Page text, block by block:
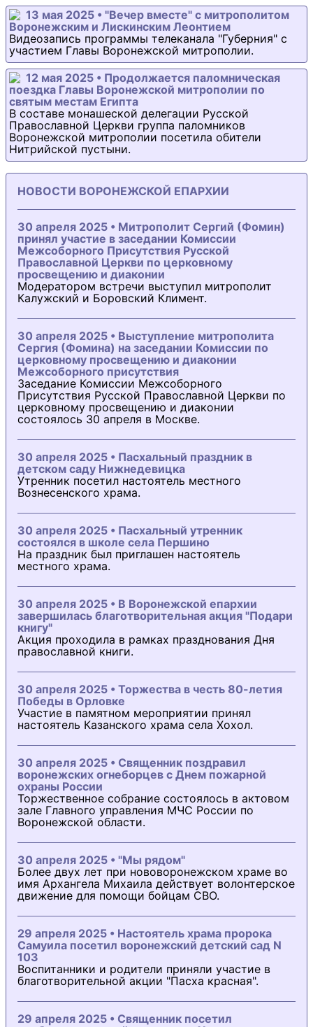
13 мая 2025 • "Вечер вместе" с митрополитом
Воронежским и Лискинским Леонтием
Видеозапись программы телеканала "Губерния" с
участием Главы Воронежской митрополии.
12 мая 2025 • Продолжается паломническая
поездка Главы Воронежской митрополии по
святым местам Египта
В составе монашеской делегации Русской
Православной Церкви группа паломников
Воронежской митрополии посетила обители
Нитрийской пустыни.
НОВОСТИ ВОРОНЕЖСКОЙ ЕПАРХИИ
30 апреля 2025 • Митрополит Сергий (Фомин)
принял участие в заседании Комиссии
Межсоборного Присутствия Русской
Православной Церкви по церковному
просвещению и диаконии
Модератором встречи выступил митрополит
Калужский и Боровский Климент.
30 апреля 2025 • Выступление митрополита
Сергия (Фомина) на заседании Комиссии по
церковному просвещению и диаконии
Межсоборного присутствия
Заседание Комиссии Межсоборного
Присутствия Русской Православной Церкви по
церковному просвещению и диаконии
состоялось 30 апреля в Москве.
30 апреля 2025 • Пасхальный праздник в
детском саду Нижнедевицка
Утренник посетил настоятель местного
Вознесенского храма.
30 апреля 2025 • Пасхальный утренник
состоялся в школе села Першино
На праздник был приглашен настоятель
местного храма.
30 апреля 2025 • В Воронежской епархии
завершилась благотворительная акция "Подари
книгу"
Акция проходила в рамках празднования Дня
православной книги.
30 апреля 2025 • Торжества в честь 80-летия
Победы в Орловке
Участие в памятном мероприятии принял
настоятель Казанского храма села Хохол.
30 апреля 2025 • Священник поздравил
воронежских огнеборцев с Днем пожарной
охраны России
Торжественное собрание состоялось в актовом
зале Главного управления МЧС России по
Воронежской области.
30 апреля 2025 • "Мы рядом"
Более двух лет при нововоронежском храме во
имя Архангела Михаила действует волонтерское
движение для помощи бойцам СВО.
29 апреля 2025 • Настоятель храма пророка
Самуила посетил воронежский детский сад N
103
Воспитанники и родители приняли участие в
благотворительной акции "Пасха красная".
29 апреля 2025 • Священник посетил